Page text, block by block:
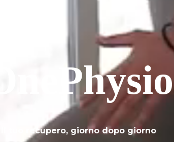
OnePhysio
Il tuo recupero, giorno dopo giorno